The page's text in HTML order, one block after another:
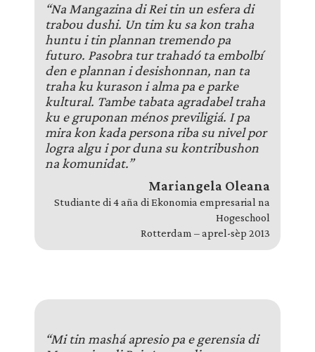
“Na Mangazina di Rei tin un esfera di
trabou dushi. Un tim ku sa kon traha
huntu i tin plannan tremendo pa
futuro. Pasobra tur trahadó ta embolbí
den e plannan i desishonnan, nan ta
traha ku kurason i alma pa e parke
kultural. Tambe tabata agradabel traha
ku e gruponan ménos previligiá. I pa
mira kon kada persona riba su nivel por
logra algu i por duna su kontribushon
na komunidat.”
Mariangela Oleana
Studiante di 4 aña di Ekonomia empresarial na
Hogeschool
Rotterdam – aprel-sèp 2013
“Mi tin mashá apresio pa e gerensia di